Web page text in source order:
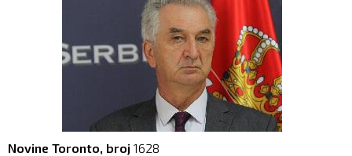
Novine Toronto, broj 1628